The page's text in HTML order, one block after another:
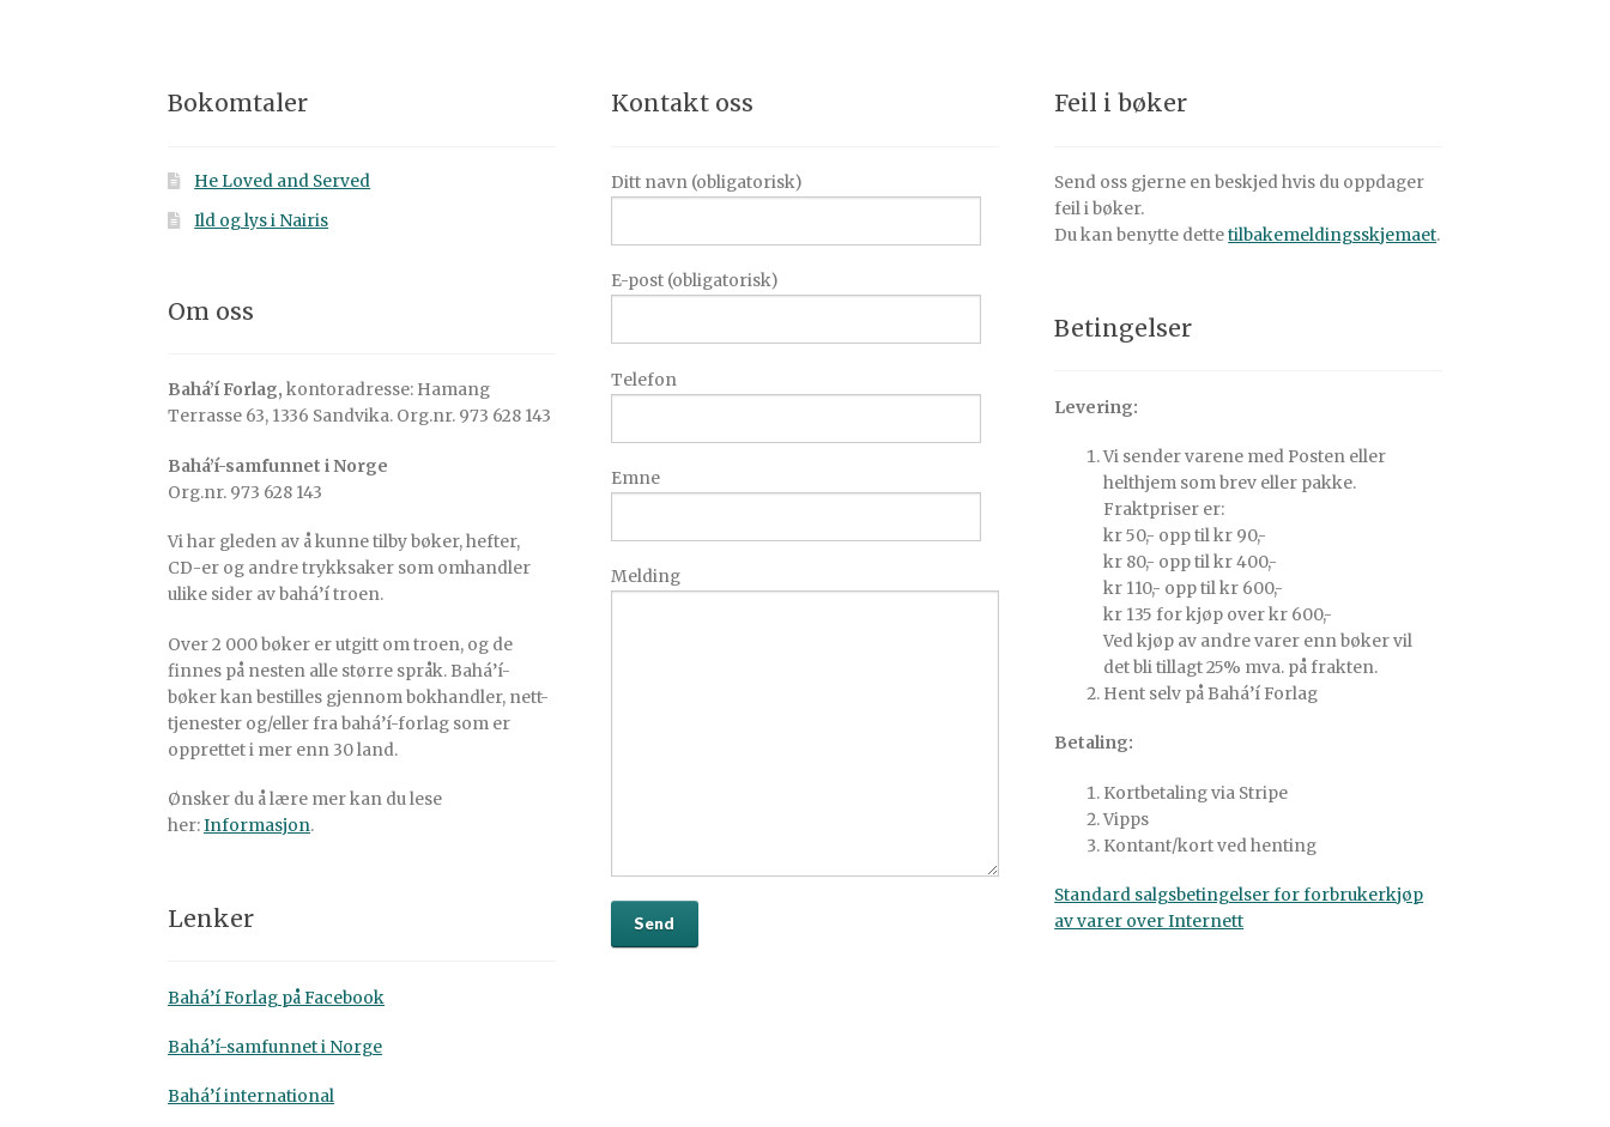
Bokomtaler
He Loved and Served
Ild og lys i Nairis
Om oss
Bahá’í Forlag, kontoradresse: Hamang
Terrasse 63, 1336 Sandvika. Org.nr. 973 628 143
Bahá’í-samfunnet i Norge
Org.nr. 973 628 143
Vi har gleden av å kunne tilby bøker, hefter,
CD-er og andre trykksaker som omhandler
ulike sider av bahá’í troen.
Over 2 000 bøker er utgitt om troen, og de
finnes på nesten alle større språk. Bahá’í-
bøker kan bestilles gjennom bokhandler, nett-
tjenester og/eller fra bahá’í-forlag som er
opprettet i mer enn 30 land.
Ønsker du å lære mer kan du lese
her:Informasjon.
Lenker
Bahá’í Forlag på Facebook
Bahá’í-samfunnet i Norge
Bahá’í international
Kontakt oss
Ditt navn (obligatorisk)
E-post (obligatorisk)
Telefon
Emne
Melding
Feil i bøker
Send oss gjerne en beskjed hvis du oppdager
feil i bøker.
Du kan benytte dettetilbakemeldingsskjemaet.
Betingelser
Levering:
Vi sender varene med Posten eller
helthjem som brev eller pakke.
Fraktpriser er:
kr 50,- opp til kr 90,-
kr 80,- opp til kr 400,-
kr 110,- opp til kr 600,-
kr 135 for kjøp over kr 600,-
Ved kjøp av andre varer enn bøker vil
det bli tillagt 25% mva. på frakten.
Hent selv på Bahá’í Forlag
Betaling:
Kortbetaling via Stripe
Vipps
Kontant/kort ved henting
Standard salgsbetingelser for forbrukerkjøp
av varer over Internett